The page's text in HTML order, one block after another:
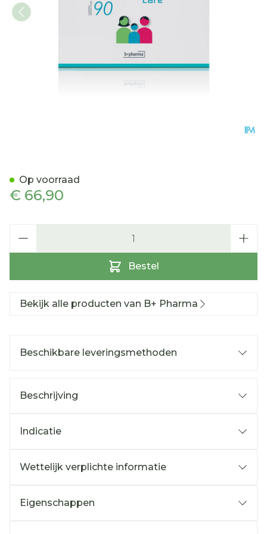
€ 66,90
Bestel
Op voorraad
Bekijk alle producten van B+ Pharma
Beschikbare leveringsmethoden
Beschrijving
Indicatie
Wettelijk verplichte informatie
Eigenschappen